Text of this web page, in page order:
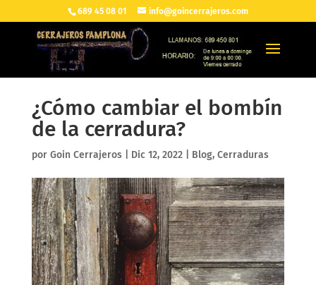
689 45 08 01 info@goincerrajeros.com
¿Cómo cambiar el bombín
de la cerradura?
por Goin Cerrajeros| Dic 12, 2022| Blog, Cerraduras